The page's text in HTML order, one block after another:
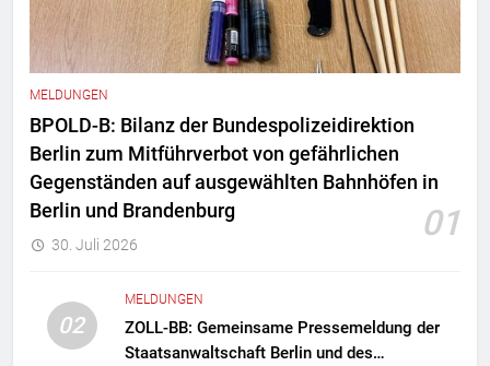
MELDUNGEN
BPOLD-B: Bilanz der Bundespolizeidirektion
Berlin zum Mitführverbot von gefährlichen
Gegenständen auf ausgewählten Bahnhöfen in
Berlin und Brandenburg
01
30. Juli 2026
02
MELDUNGEN
ZOLL-BB: Gemeinsame Pressemeldung der
Staatsanwaltschaft Berlin und des